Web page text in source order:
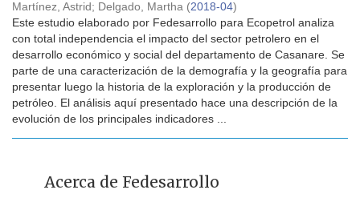
Martínez, Astrid ; Delgado, Martha (2018-04)
Este estudio elaborado por Fedesarrollo para Ecopetrol analiza
con total independencia el impacto del sector petrolero en el
desarrollo económico y social del departamento de Casanare. Se
parte de una caracterización de la demografía y la geografía para
presentar luego la historia de la exploración y la producción de
petróleo. El análisis aquí presentado hace una descripción de la
evolución de los principales indicadores ...
Acerca de Fedesarrollo